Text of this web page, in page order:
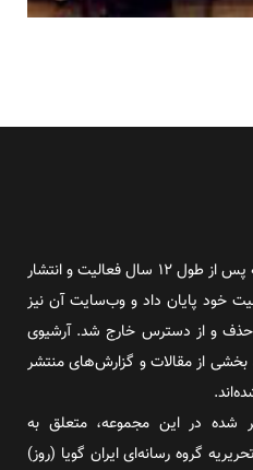
روز آنلاین روزنامه‌ای اینترنتی بود که پس از طول ۱۲ سال فعالیت و انتشار
در سال ۲۰۱۶ به فعالیت خود پایان داد و وب‌سایت آن نیز
حذف و از دسترس خارج شد. آرشیوی
از مقالات و گزارش‌های منتشر
شده در این مجموعه، متعلق به
گروه رسانه‌ای ایران گویا (روز)